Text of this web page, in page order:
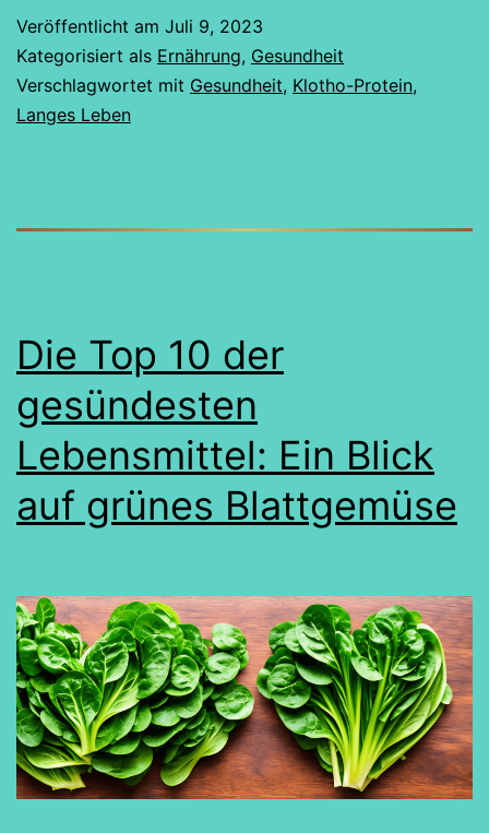
Veröffentlicht am Juli 9, 2023
Kategorisiert als Ernährung, Gesundheit
Verschlagwortet mit Gesundheit, Klotho-Protein,
Langes Leben
Die Top 10 der
gesündesten
Lebensmittel: Ein Blick
auf grünes Blattgemüse